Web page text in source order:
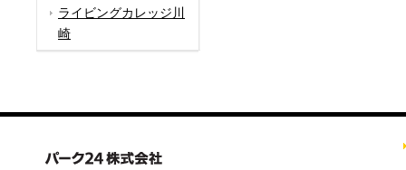
ライビングカレッジ川
崎